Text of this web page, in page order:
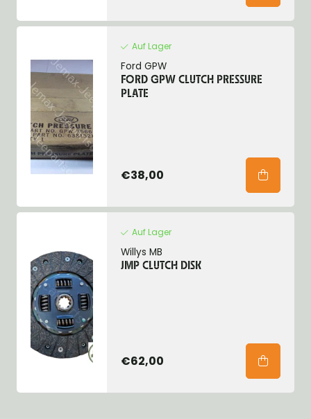
Auf Lager
Ford GPW
FORD GPW CLUTCH PRESSURE
PLATE
€38,00
Auf Lager
Willys MB
JMP CLUTCH DISK
€62,00